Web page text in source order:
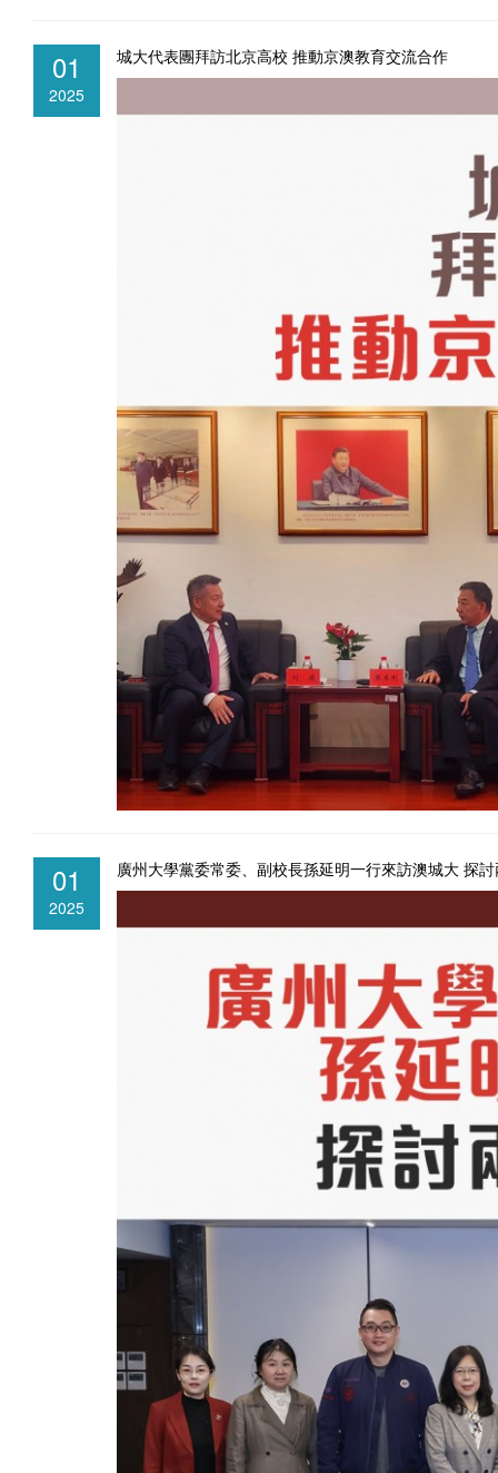
01
2025
城大代表團拜訪北京高校 推動京澳教育交流合作
01
2025
廣州大學黨委常委、副校長孫延明一行來訪澳城大 探